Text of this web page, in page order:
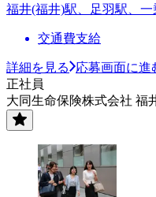
福井(福井)駅、足羽駅、一
交通費支給
詳細を見る
応募画面に進
正社員
大同生命保険株式会社 福